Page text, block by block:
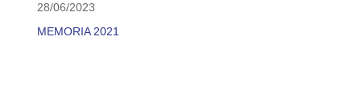
28/06/2023
MEMORIA 2021